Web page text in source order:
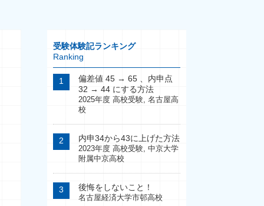
受験体験記ランキング
Ranking
偏差値 45 → 65 、内申点
32 → 44 にする方法
2025年度 高校受験, 名古屋高
校
内申34から43に上げた方法
2023年度 高校受験, 中京大学
附属中京高校
後悔をしないこと！
名古屋経済大学市邨高校